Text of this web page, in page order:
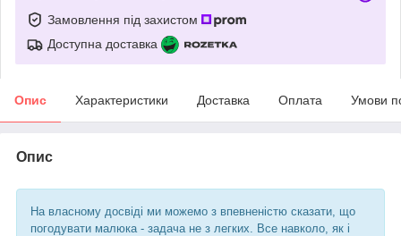
Замовлення під захистом
Доступна доставка
Опис Характеристики Доставка Оплата Умови
Опис
На власному досвіді ми можемо з впевненістю сказати, що
погодувати малюка - задача не з легких. Все навколо, як і